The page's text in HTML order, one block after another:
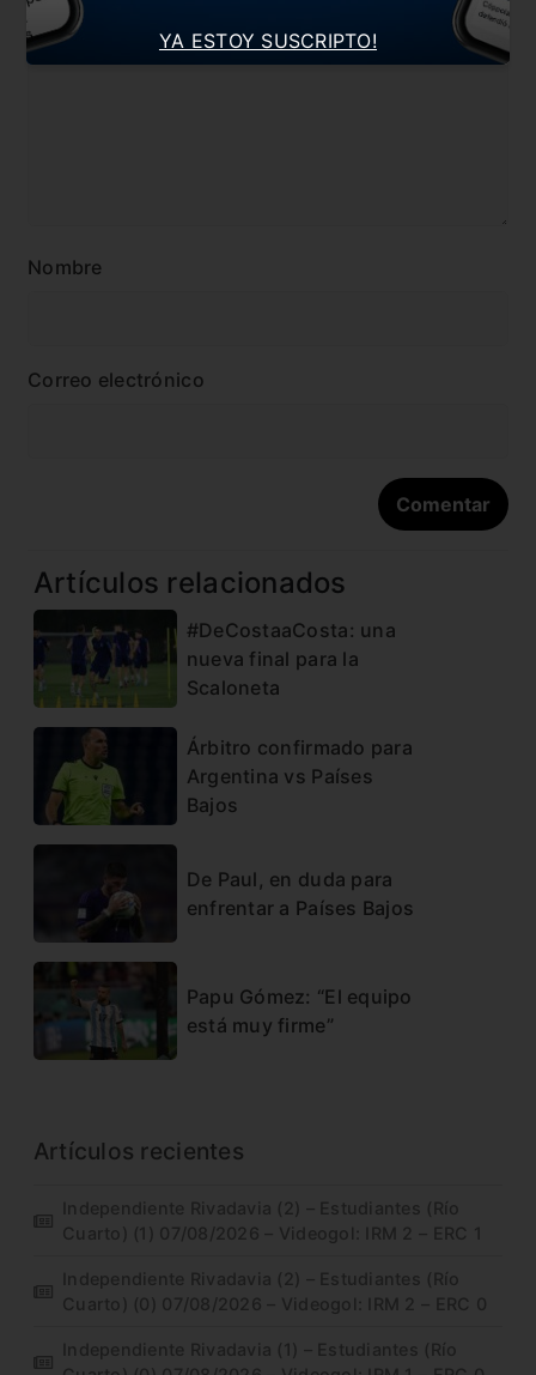
Dejá tu opinión acá!
Nombre
Correo electrónico
Artículos relacionados
#DeCostaaCosta: una
nueva final para la
Scaloneta
Árbitro confirmado para
Argentina vs Países
Bajos
De Paul, en duda para
enfrentar a Países Bajos
Papu Gómez: “El equipo
está muy firme”
Artículos recientes
Independiente Rivadavia (2) – Estudiantes (Río
Cuarto) (1) 07/08/2026 – Videogol: IRM 2 – ERC 1
Independiente Rivadavia (2) – Estudiantes (Río
Cuarto) (0) 07/08/2026 – Videogol: IRM 2 – ERC 0
Independiente Rivadavia (1) – Estudiantes (Río
YA ESTOY SUSCRIPTO!